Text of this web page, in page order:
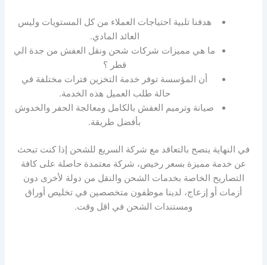
هدفنا تلبية احتياجات العملاء من كل المستويات وليس
العائد المادي.
ما هي مميزات شركات شحن ونقل العفش من جدة الي
قطر ؟
أن المؤسسة توفر خدمة التخزين فترات مختلفة في
حالة طلب العميل هذه الخدمة.
صيانة وترميم العفش بالكامل ومعالجة الحفر والخدوش
بأفضل طريقة.
في النهاية ينصح بالتعاقد مع شركة السريع للشحن إذا كنت تبحث
عن خدمة مميزة بسعر رخيص، شركة معتمدة حاصلة على كافة
التصاريح الخاصة بخدمات الشحن والنقل من دولة لأخرى دون
أزمات أو إزعاج، لدينا موظفون متخصصين في تخليص أوراق
ومستندات الشحن في اقل وقت.